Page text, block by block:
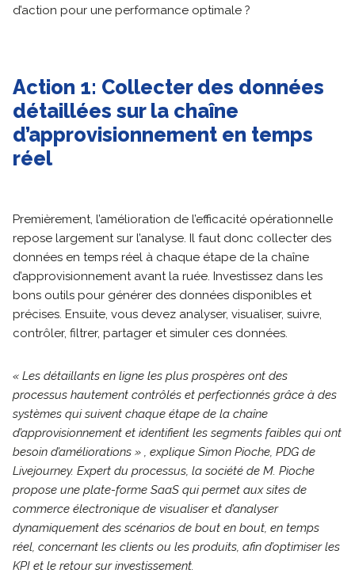
d’action pour une performance optimale ?
Action 1: Collecter des données
détaillées sur la chaîne
d’approvisionnement en temps
réel
Premièrement, l’amélioration de l’efficacité opérationnelle
repose largement sur l’analyse. Il faut donc collecter des
données en temps réel à chaque étape de la chaîne
d’approvisionnement avant la ruée. Investissez dans les
bons outils pour générer des données disponibles et
précises. Ensuite, vous devez analyser, visualiser, suivre,
contrôler, filtrer, partager et simuler ces données.
« Les détaillants en ligne les plus prospères ont des
processus hautement contrôlés et perfectionnés grâce à des
systèmes qui suivent chaque étape de la chaîne
d’approvisionnement et identifient les segments faibles qui ont
besoin d’améliorations » , explique Simon Pioche, PDG de
Livejourney. Expert du processus, la société de M. Pioche
propose une plate-forme SaaS qui permet aux sites de
commerce électronique de visualiser et d’analyser
dynamiquement des scénarios de bout en bout, en temps
réel, concernant les clients ou les produits, afin d’optimiser les
KPI et le retour sur investissement.